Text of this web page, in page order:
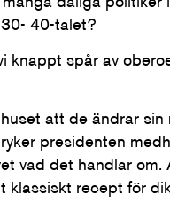
40-talet?
knappt spår av
att de ändrar
presidenten
vad det handlar
klassiskt recept för